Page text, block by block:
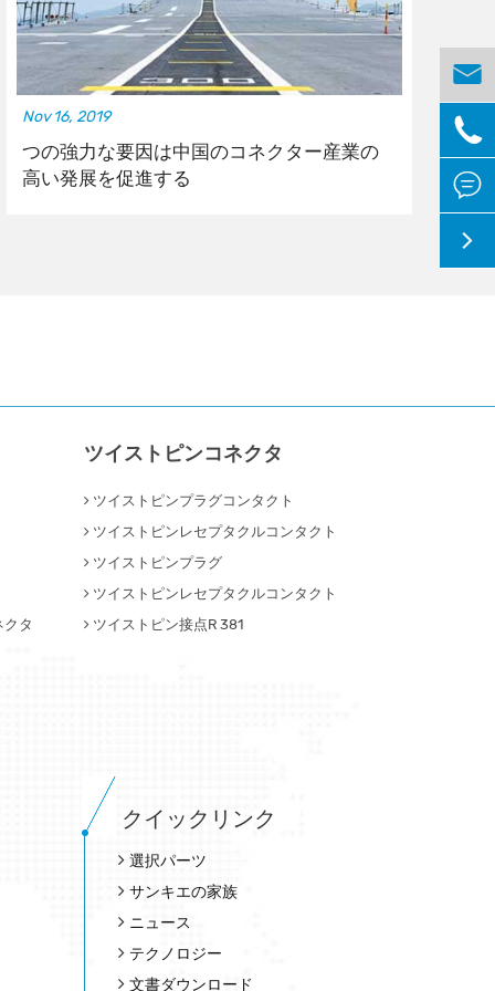
Nov 16, 2019
つの強力な要因は中国のコネクター産業の
高い発展を促進する
タ
ツイストピンコネクタ
ツイストピンプラグコンタクト
ツイストピンレセプタクルコンタクト
ツイストピンプラグ
ツイストピンレセプタクルコンタクト
ツイストピン接点R 381
クイックリンク
選択パーツ
サンキエの家族
ニュース
テクノロジー
文書ダウンロード



